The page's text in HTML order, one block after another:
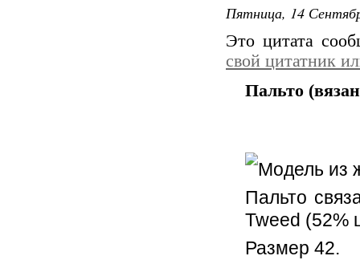
Пятница, 14
Это цитата
свой цитатник
Пальто
Модель из
Пальто
Tweed (52%
Размер 42.